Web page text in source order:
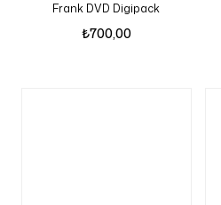
Frank DVD Digipack
₺700,00